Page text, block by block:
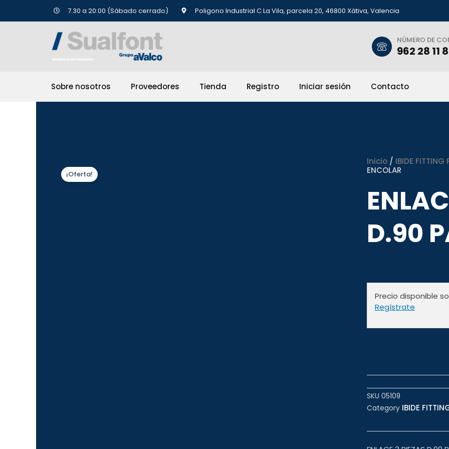
7.30 a 20:00 (Sábado cerrado) Poligono Industrial C La Vila, parcela 20, 46800 Xàtiva, Valencia
NÚMERO DE
962 28 11
Sobre nosotros Proveedores Tienda Registro Iniciar sesión Contacto
¡Oferta!
Inicio / IBIDE FITTING
ENCOLAR
D.90
Precio disponible
Regístrate
SKU 05109
Category IBIDE